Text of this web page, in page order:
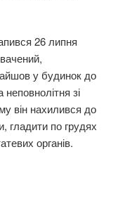
26 липня
у будинок до
зі
він нахилився до
гладити по грудях
органів.